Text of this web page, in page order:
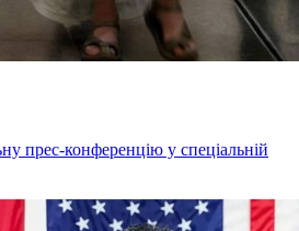
прес-конференцію у спеціальній